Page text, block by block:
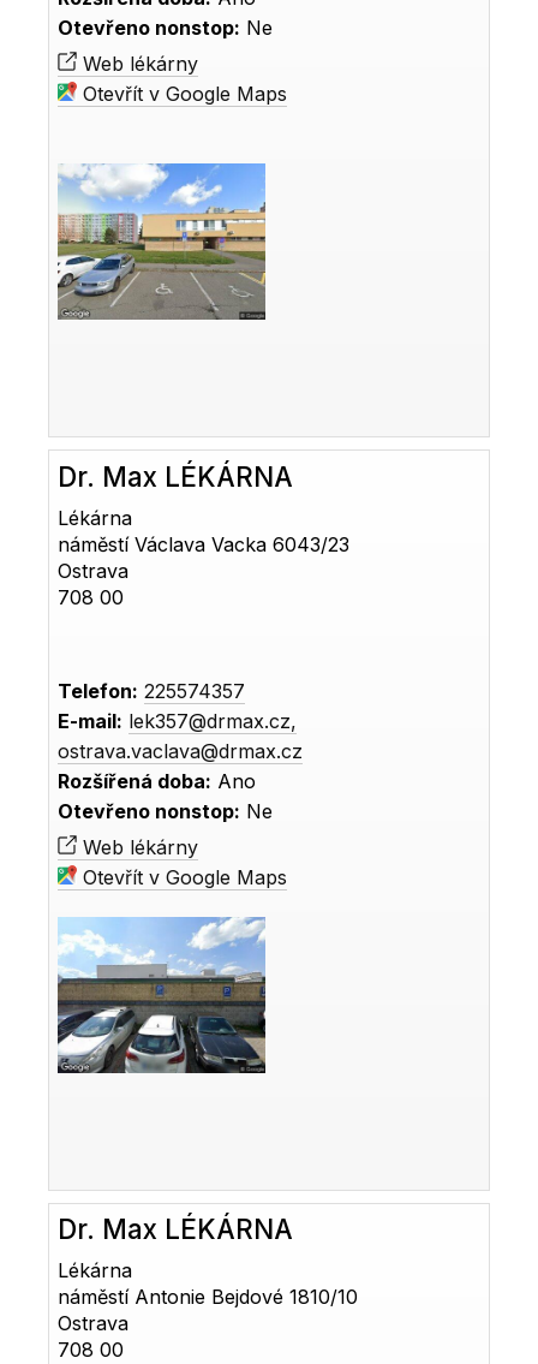
Otevřeno nonstop: Ne
Web lékárny
Otevřít v Google Maps
Dr. Max LÉKÁRNA
Lékárna
náměstí Václava Vacka 6043/23
Ostrava
708 00
Telefon: 225574357
E-mail: lek357@drmax.cz,
ostrava.vaclava@drmax.cz
Rozšířená doba: Ano
Otevřeno nonstop: Ne
Web lékárny
Otevřít v Google Maps
Dr. Max LÉKÁRNA
Lékárna
náměstí Antonie Bejdové 1810/10
Ostrava
708 00